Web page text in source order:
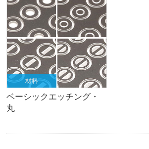
材料
ベーシックエッチング・
丸